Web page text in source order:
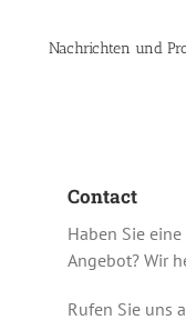
Nachrichten und
Contact
Haben Sie
Angebot? Wir
Rufen Sie uns